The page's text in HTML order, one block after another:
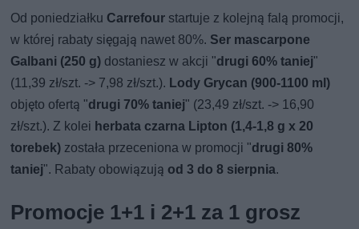
Od poniedziałku Carrefour startuje z kolejną falą promocji,
w której rabaty sięgają nawet 80%. Ser mascarpone
Galbani (250 g) dostaniesz w akcji "drugi 60% taniej"
(11,39 zł/szt. -> 7,98 zł/szt.). Lody Grycan (900-1100 ml)
objęto ofertą "drugi 70% taniej" (23,49 zł/szt. -> 16,90
zł/szt.). Z kolei herbata czarna Lipton (1,4-1,8 g x 20
torebek) została przeceniona w promocji "drugi 80%
taniej". Rabaty obowiązują od 3 do 8 sierpnia.
Promocje 1+1 i 2+1 za 1 grosz